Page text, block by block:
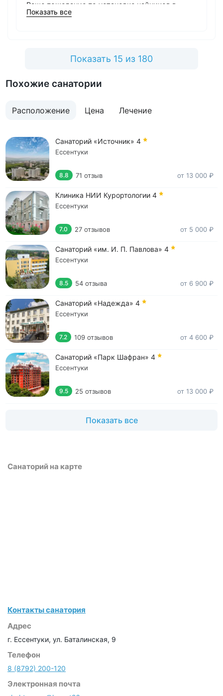
Ваше пожелание по установке чайников в
номерах услышано. Мы обязательно обсудим
Коммерческий директор
Башкова Дарья Дмитриевна
Показать все
Показать 15 из 180
Похожие санатории
Расположение Цена Лечение
Санаторий «Источник» 4
Ессентуки
8.8 71 отзыв от 13 000 ₽
Клиника НИИ Курортологии 4
Ессентуки
7.0 27 отзывов от 5 000 ₽
Санаторий «им. И. П. Павлова» 4
Ессентуки
8.5 54 отзыва от 6 900 ₽
Санаторий «Надежда» 4
Ессентуки
7.2 109 отзывов от 4 600 ₽
Санаторий «Парк Шафран» 4
Ессентуки
9.5 25 отзывов от 13 000 ₽
Показать все
Санаторий на карте
Контакты санатория
Адрес
г. Ессентуки, ул. Баталинская, 9
Телефон
8 (8792) 200-120
Электронная почта